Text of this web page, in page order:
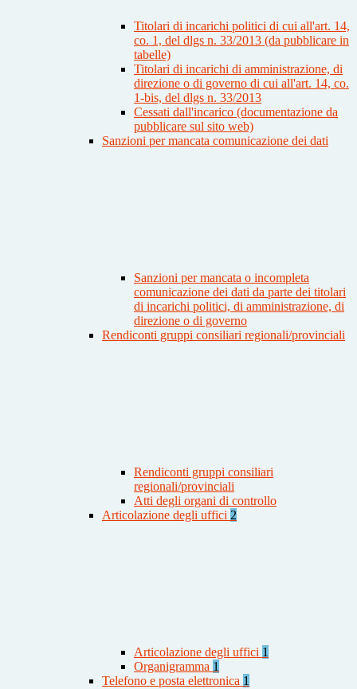
Titolari di incarichi politici di cui all'art. 14,
co. 1, del dlgs n. 33/2013 (da pubblicare in
tabelle)
Titolari di incarichi di amministrazione, di
direzione o di governo di cui all'art. 14, co.
1-bis, del dlgs n. 33/2013
Cessati dall'incarico (documentazione da
pubblicare sul sito web)
Sanzioni per mancata comunicazione dei dati
Sanzioni per mancata o incompleta
comunicazione dei dati da parte dei titolari
di incarichi politici, di amministrazione, di
direzione o di governo
Rendiconti gruppi consiliari regionali/provinciali
Rendiconti gruppi consiliari
regionali/provinciali
Atti degli organi di controllo
Articolazione degli uffici 2
Articolazione degli uffici 1
Organigramma 1
Telefono e posta elettronica 1